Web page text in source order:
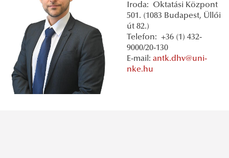
Iroda: Oktatási Központ
501. (1083 Budapest, Üllői
út 82.)
Telefon: +36 (1) 432-
9000/20-130
E-mail: antk.dhv@uni-
nke.hu